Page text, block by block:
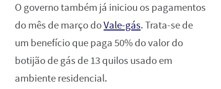
O governo também já iniciou os pagamentos
do mês de março doVale-gás. Trata-se de
um benefício que paga 50% do valor do
botijão de gás de 13 quilos usado em
ambiente residencial.